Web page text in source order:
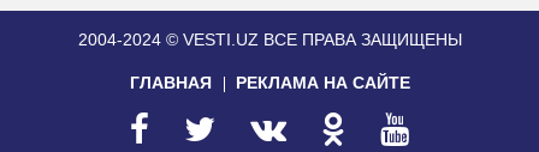
2004-2024 © VESTI.UZ ВСЕ ПРАВА ЗАЩИЩЕНЫ
ГЛАВНАЯ РЕКЛАМА НА САЙТЕ